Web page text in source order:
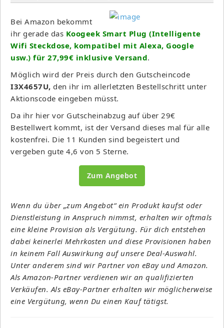
Bei Amazon bekommt
ihr gerade das Koogeek Smart Plug (Intelligente
Wifi Steckdose, kompatibel mit Alexa, Google
usw.) für 27,99€ inklusive Versand.
Möglich wird der Preis durch den Gutscheincode
I3X4657U, den ihr im allerletzten Bestellschritt unter
Aktionscode eingeben müsst.
Da ihr hier vor Gutscheinabzug auf über 29€
Bestellwert kommt, ist der Versand dieses mal für alle
kostenfrei. Die 11 Kunden sind begeistert und
vergeben gute 4,6 von 5 Sterne.
Zum Angebot
Wenn du über „zum Angebot“ ein Produkt kaufst oder
Dienstleistung in Anspruch nimmst, erhalten wir oftmals
eine kleine Provision als Vergütung. Für dich entstehen
dabei keinerlei Mehrkosten und diese Provisionen haben
in keinem Fall Auswirkung auf unsere Deal-Auswahl.
Unter anderem sind wir Partner von eBay und Amazon.
Als Amazon-Partner verdienen wir an qualifizierten
Verkäufen. Als eBay-Partner erhalten wir möglicherweise
eine Vergütung, wenn Du einen Kauf tätigst.